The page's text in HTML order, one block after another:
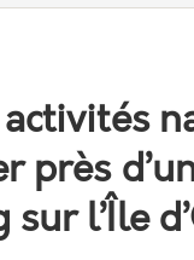
près
sur l’Île